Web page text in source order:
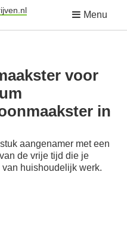
Menu
voor
in
aangenamer met een
de vrije tijd die je
huishoudelijk werk.